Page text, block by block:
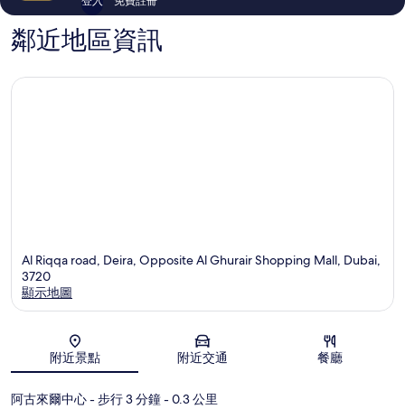
鄰近地區資訊
Al Riqqa road, Deira, Opposite Al Ghurair Shopping Mall, Dubai,
3720
顯示地圖
附近景點 附近交通 餐廳
阿古來爾中心- 步行 3 分鐘- 0.3 公里